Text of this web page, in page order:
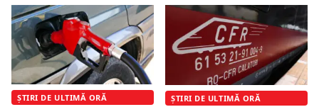
ȘTIRI DE ULTIMĂ ORĂ ȘTIRI DE ULTIMĂ ORĂ